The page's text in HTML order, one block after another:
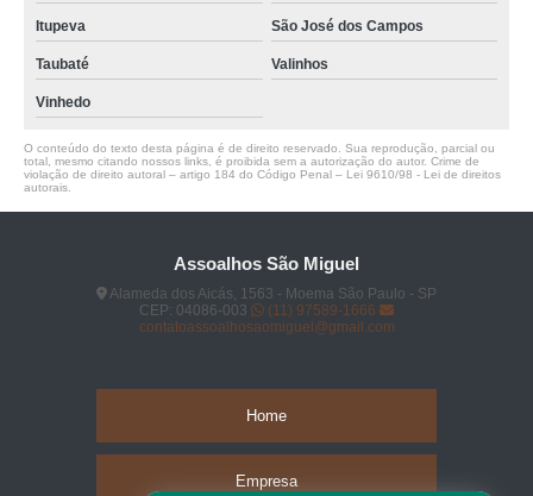
Itupeva São José dos Campos
Taubaté Valinhos
Vinhedo
O conteúdo do texto desta página é de direito reservado. Sua reprodução, parcial ou
total, mesmo citando nossos links, é proibida sem a autorização do autor. Crime de
violação de direito autoral – artigo 184 do Código Penal – Lei 9610/98 - Lei de direitos
autorais
Assoalhos São Miguel
Alameda dos Aicás, 1563 - Moema São Paulo - SP
CEP: 04086-003
(11) 97589-1666
contatoassoalhosaomiguel@gmail.com
Home
Empresa